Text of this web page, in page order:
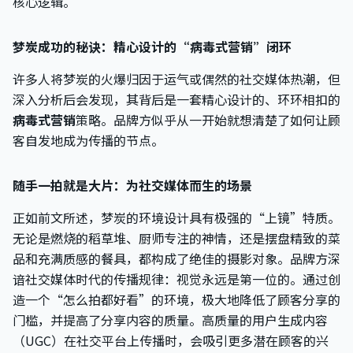
梦炭成功的秘诀：精心设计的“病毒式营销”闭环
许多人将梦炭的火爆归因于运气或偶然的社交媒体热潮，但
深入分析后会发现，其背后是一套精心设计的、环环相扣的
病毒式营销策略。品牌方似乎从一开始就想清楚了如何让顾
客自发地成为传播的节点。
随手一拍就是大片：为社交媒体而生的场景
正如前文所述，梦炭的环境设计具有极强的“上镜”特质。
无论是燃烧的稻草堆、厨师专注的神情，还是摆盘精致的菜
品和充满质感的餐具，都构成了绝佳的摄影对象。品牌方深
谙社交媒体时代的传播规律：视觉永远是第一位的。通过创
造一个“怎么拍都好看”的环境，极大地降低了顾客分享的
门槛，并提高了分享内容的质量。高质量的用户生成内容
（UGC）在社交平台上传播时，会吸引更多潜在顾客的兴